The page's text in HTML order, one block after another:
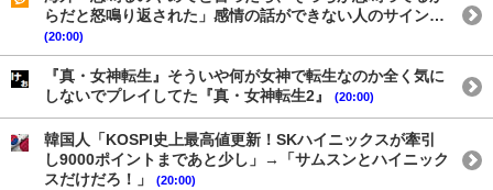
らだと怒鳴り返された」感情の話ができない人のサイン…
(20:00)
『真・女神転生』そういや何が女神で転生なのか全く気に
しないでプレイしてた『真・女神転生2』
(20:00)
韓国人「KOSPI史上最高値更新！SKハイニックスが牽引
し9000ポイントまであと少し」→「サムスンとハイニック
スだけだろ！」
(20:00)